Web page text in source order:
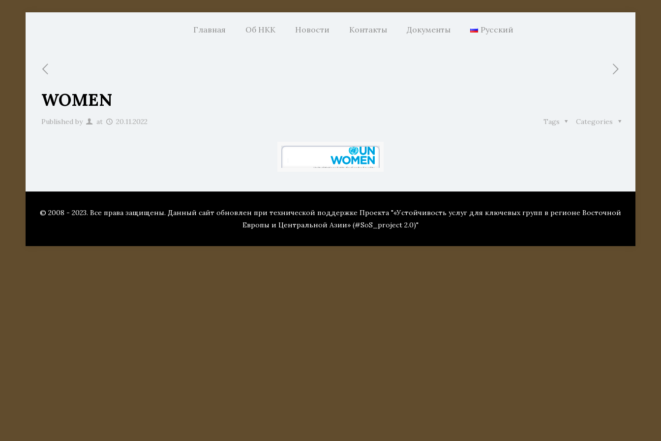
Главная Об НКК Новости Контакты Документы Русский
WOMEN
Published by at 20.11.2022 Categories
Tags
© 2008 - 2023. Все права защищены. Данный сайт обновлен при технической поддержке Проекта "«Устойчивость услуг для ключевых групп в регионе Восточной
Европы и Центральной Азии» (#SoS_project 2.0)"